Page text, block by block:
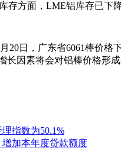
存方面，LME铝库存已下
20日，广东省6061棒价格
因素将会对铝棒价格形
指数为50.1%
加本年度贷款额度